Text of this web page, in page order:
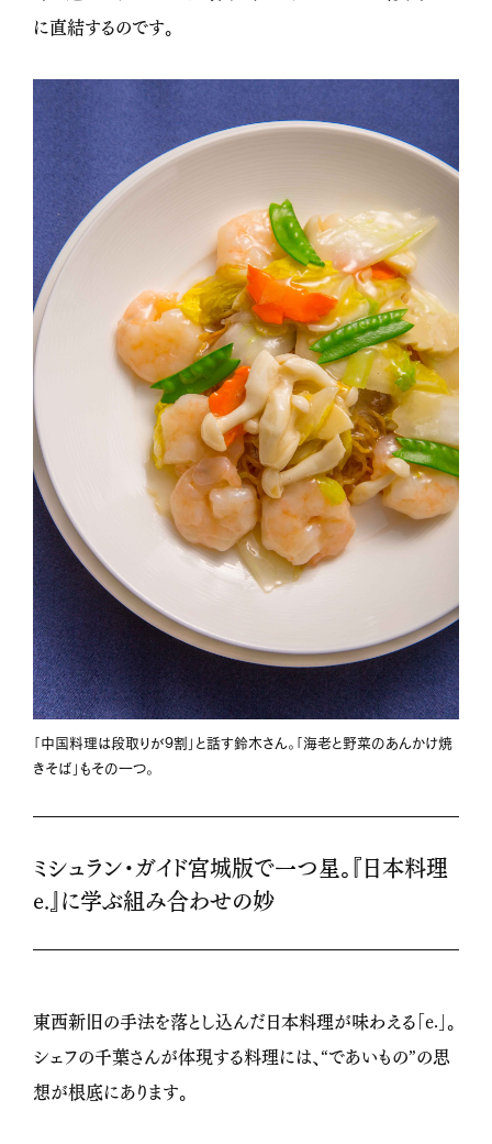
に直結するのです。
「中国料理は段取りが9割」と話す鈴木さん。「海老と野菜のあんかけ焼
きそば」もその一つ。
ミシュラン・ガイド宮城版で一つ星。『日本料理
e.』に学ぶ組み合わせの妙
東西新旧の手法を落とし込んだ日本料理が味わえる「e.」。
シェフの千葉さんが体現する料理には、“であいもの”の思
想が根底にあります。